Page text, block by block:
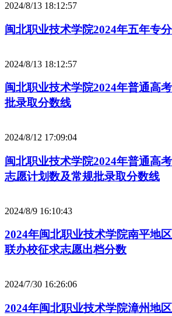
2024/8/13 18:12:57
闽北职业技术学院2024年五年专
2024/8/13 18:12:57
闽北职业技术学院2024年普通高
批录取分数线
2024/8/12 17:09:04
闽北职业技术学院2024年普通高
志愿计划数及常规批录取分数线
2024/8/9 16:10:43
2024年闽北职业技术学院南平地
联办校征求志愿出档分数
2024/7/30 16:26:06
2024年闽北职业技术学院漳州地